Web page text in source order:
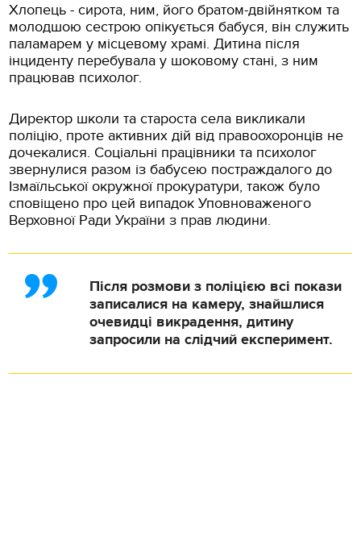
Хлопець - сирота, ним, його братом-двійнятком та
молодшою сестрою опікується бабуся, він служить
паламарем у місцевому храмі. Дитина після
інциденту перебувала у шоковому стані, з ним
працював психолог.
Директор школи та староста села викликали
поліцію, проте активних дій від правоохоронців не
дочекалися. Соціальні працівники та психолог
звернулися разом із бабусею постраждалого до
Ізмаїльської окружної прокуратури, також було
сповіщено про цей випадок Уповноваженого
Верховної Ради України з прав людини.
Після розмови з поліцією всі покази
записалися на камеру, знайшлися
очевидці викрадення, дитину
запросили на слідчий експеримент.